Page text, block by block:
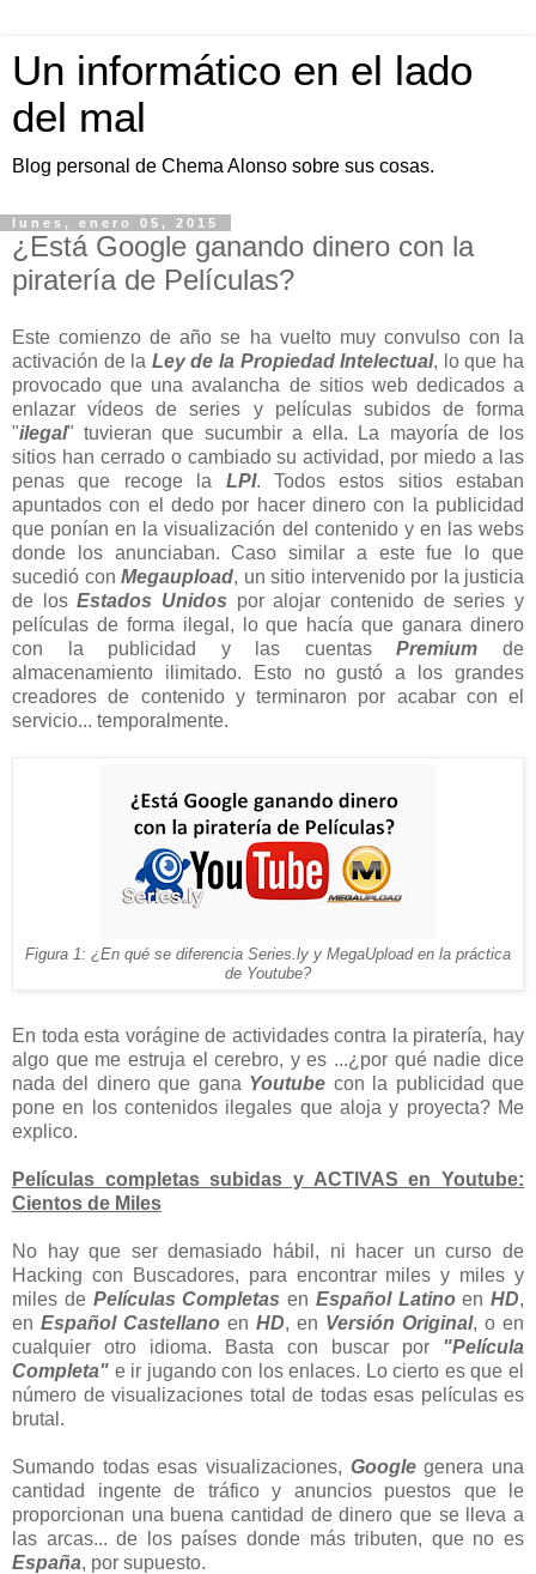
Un informático en el lado
del mal
Blog personal de Chema Alonso sobre sus cosas.
lunes, enero 05, 2015
¿Está Google ganando dinero con la
piratería de Películas?
Este comienzo de año se ha vuelto muy convulso con la
activación de la Ley de la Propiedad Intelectual, lo que ha
provocado que una avalancha de sitios web dedicados a
enlazar vídeos de series y películas subidos de forma
"ilegal" tuvieran que sucumbir a ella. La mayoría de los
sitios han cerrado o cambiado su actividad, por miedo a las
penas que recoge la LPI. Todos estos sitios estaban
apuntados con el dedo por hacer dinero con la publicidad
que ponían en la visualización del contenido y en las webs
donde los anunciaban. Caso similar a este fue lo que
sucedió con Megaupload, un sitio intervenido por la justicia
de losEstados Unidos por alojar contenido de series y
películas de forma ilegal, lo que hacía que ganara dinero
con la publicidad y las cuentasPremium de
almacenamiento ilimitado. Esto no gustó a los grandes
creadores de contenido y terminaron por acabar con el
servicio... temporalmente.
Figura 1: ¿En qué se diferencia Series.ly y MegaUpload en la práctica
de Youtube?
En toda esta vorágine de actividades contra la piratería, hay
algo que me estruja el cerebro, y es ...¿por qué nadie dice
nada del dinero que gana Youtube con la publicidad que
pone en los contenidos ilegales que aloja y proyecta? Me
explico.
Películas completas subidas y ACTIVAS en Youtube:
Cientos de Miles
No hay que ser demasiado hábil, ni hacer un curso de
Hacking con Buscadores, para encontrar miles y miles y
miles de Películas Completas en Español Latinoen HD,
en Español Castellano en HD, en Versión Original, o en
cualquier otro idioma. Basta con buscar por "Película
Completa" e ir jugando con los enlaces. Lo cierto es que el
número de visualizaciones total de todas esas películas es
brutal.
Sumando todas esas visualizaciones, Googlegenera una
cantidad ingente de tráfico y anuncios puestos que le
proporcionan una buena cantidad de dinero que se lleva a
las arcas... de los países donde más tributen, que no es
España, por supuesto.